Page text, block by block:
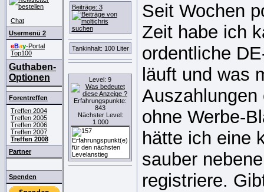
Chat
Usermenü 2
eBay-Portal
Top100
Guthaben-
Optionen
Forentreffen
Treffen 2004
Treffen 2005
Treffen 2006
Treffen 2007
Treffen 2008
Partner
Spenden
Beiträge: 3
Tankinhalt: 100 Liter
Level: 9
Erfahrungspunkte:
843
Nächster Level:
1.000
Seit Wochen
Zeit habe ich
ordentliche
läuft und was
ohne Werbe-
hätte ich eine
sauber
registriere.